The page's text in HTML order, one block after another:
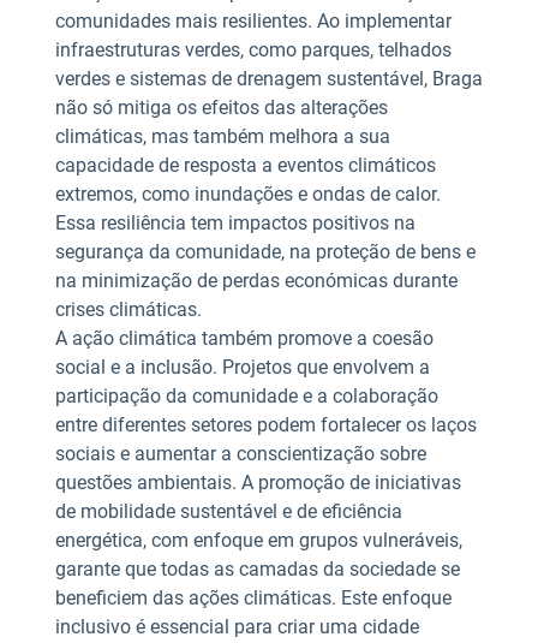
comunidades mais resilientes. Ao implementar
infraestruturas verdes, como parques, telhados
verdes e sistemas de drenagem sustentável, Braga
não só mitiga os efeitos das alterações
climáticas, mas também melhora a sua
capacidade de resposta a eventos climáticos
extremos, como inundações e ondas de calor.
Essa resiliência tem impactos positivos na
segurança da comunidade, na proteção de bens e
na minimização de perdas económicas durante
crises climáticas.
A ação climática também promove a coesão
social e a inclusão. Projetos que envolvem a
participação da comunidade e a colaboração
entre diferentes setores podem fortalecer os laços
sociais e aumentar a conscientização sobre
questões ambientais. A promoção de iniciativas
de mobilidade sustentável e de eficiência
energética, com enfoque em grupos vulneráveis,
garante que todas as camadas da sociedade se
beneficiem das ações climáticas. Este enfoque
inclusivo é essencial para criar uma cidade